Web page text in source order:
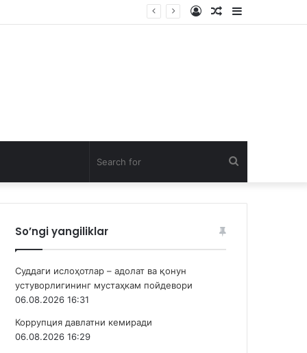
Sidebar
Random
Log
for
So’ngi yangiliklar
Суддаги ислоҳотлар – адолат ва қонун
устуворлигининг мустаҳкам пойдевори
06.08.2026 16:31
Коррупция давлатни кемиради
06.08.2026 16:29